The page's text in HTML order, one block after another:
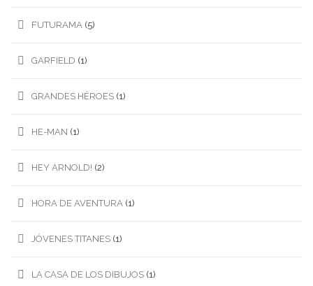
FUTURAMA (5)
GARFIELD (1)
GRANDES HÉROES (1)
HE-MAN (1)
HEY ARNOLD! (2)
HORA DE AVENTURA (1)
JÓVENES TITANES (1)
LA CASA DE LOS DIBUJOS (1)